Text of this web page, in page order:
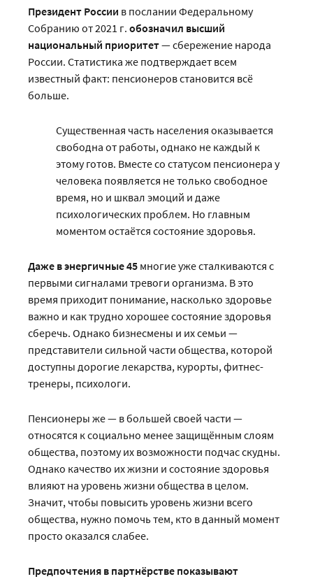
Президент России в послании Федеральному
Собранию от 2021 г. обозначил высший
национальный приоритет— сбережение народа
России. Статистика же подтверждает всем
известный факт: пенсионеров становится всё
больше.
Существенная часть населения оказывается
свободна от работы, однако не каждый к
этому готов. Вместе со статусом пенсионера у
человека появляется не только свободное
время, но и шквал эмоций и даже
психологических проблем. Но главным
моментом остаётся состояние здоровья.
Даже в энергичные 45 многие уже сталкиваются с
первыми сигналами тревоги организма. В это
время приходит понимание, насколько здоровье
важно и как трудно хорошее состояние здоровья
сберечь. Однако бизнесмены и их семьи —
представители сильной части общества, которой
доступны дорогие лекарства, курорты, фитнес-
тренеры, психологи.
Пенсионеры же — в большей своей части —
относятся к социально менее защищённым слоям
общества, поэтому их возможности подчас скудны.
Однако качество их жизни и состояние здоровья
влияют на уровень жизни общества в целом.
Значит, чтобы повысить уровень жизни всего
общества, нужно помочь тем, кто в данный момент
просто оказался слабее.
Предпочтения в партнёрстве показывают